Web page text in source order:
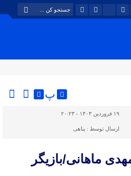
پ
۱۹ فروردین ۱۴۰۳ - ۲۰:۲۳
ارسال توسط : پناهی
ماهانی/بازیگر